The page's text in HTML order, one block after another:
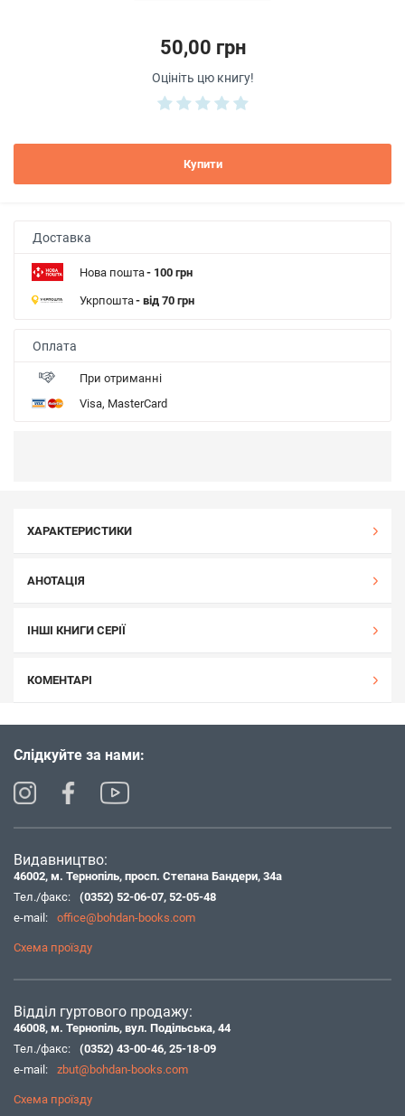
50,00 грн
Оцініть цю книгу!
Купити
Доставка
Нова пошта- 100 грн
Укрпошта- від 70 грн
Оплата
При отриманні
Visa, MasterCard
ХАРАКТЕРИСТИКИ
АНОТАЦІЯ
ІНШІ КНИГИ СЕРІЇ
КОМЕНТАРІ
Слідкуйте за нами:
Видавництво:
46002, м. Тернопіль, просп. Степана Бандери, 34а
Тел./факс:
(0352) 52-06-07, 52-05-48
e-mail:
office@bohdan-books.com
Схема проїзду
Відділ гуртового продажу:
46008, м. Тернопіль, вул. Подільська, 44
Тел./факс:
(0352) 43-00-46, 25-18-09
e-mail:
zbut@bohdan-books.com
Схема проїзду